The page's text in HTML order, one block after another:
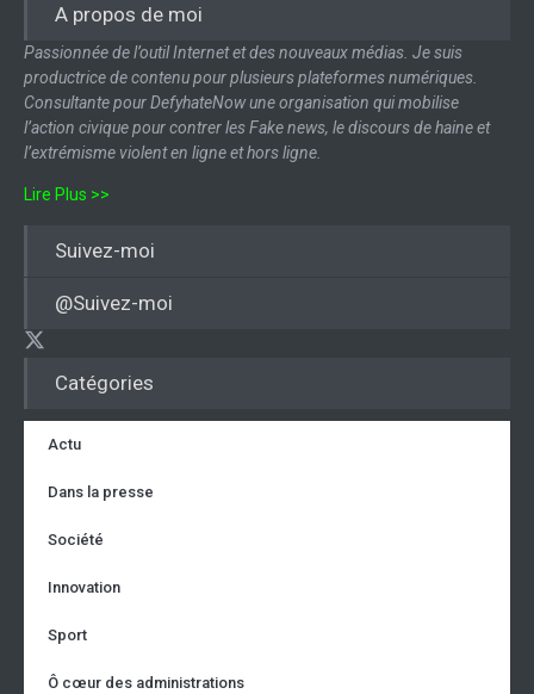
Catégories
Actu
Dans la presse
Société
Innovation
Sport
Ô cœur des administrations
A propos de moi
Passionnée de l’outil Internet et des nouveaux médias. Je suis
productrice de contenu pour plusieurs plateformes numériques.
Consultante pour DefyhateNow une organisation qui mobilise
l’action civique pour contrer les Fake news, le discours de haine et
l’extrémisme violent en ligne et hors ligne.
Lire Plus >>
Suivez-moi
@Suivez-moi